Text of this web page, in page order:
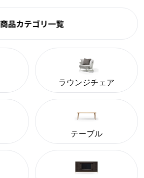
商品カテゴリ一覧
ラウンジチェア
テーブル